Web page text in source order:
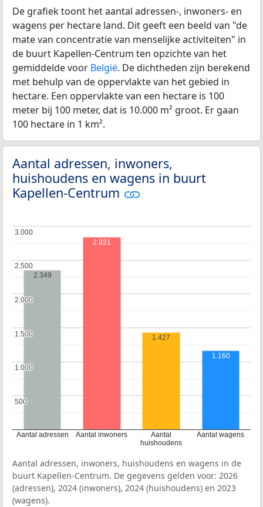
De grafiek toont het aantal adressen-, inwoners- en
wagens per hectare land. Dit geeft een beeld van "de
mate van concentratie van menselijke activiteiten" in
de buurt Kapellen-Centrum ten opzichte van het
gemiddelde voor België. De dichtheden zijn berekend
met behulp van de oppervlakte van het gebied in
hectare. Een oppervlakte van een hectare is 100
meter bij 100 meter, dat is 10.000 m² groot. Er gaan
100 hectare in 1 km².
Aantal adressen, inwoners,
huishoudens en wagens in buurt
Kapellen-Centrum
Aantal adressen Aantal inwoners
Aantal
huishoudens
Aantal wagens
500
500
1.000
1.000
1.500
1.500
2.000
2.000
2.500
2.500
3.000
3.000
2.349
2.831
1.427
1.160
Aantal adressen, inwoners, huishoudens en wagens in de
buurt Kapellen-Centrum. De gegevens gelden voor: 2026
(adressen), 2024 (inwoners), 2024 (huishoudens) en 2023
(wagens).